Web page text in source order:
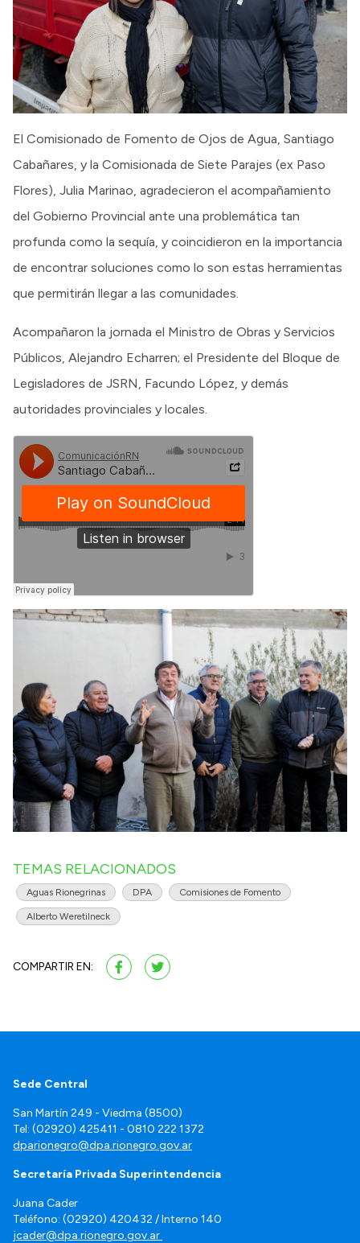
El Comisionado de Fomento de Ojos de Agua, Santiago
Cabañares, y la Comisionada de Siete Parajes (ex Paso
Flores), Julia Marinao, agradecieron el acompañamiento
del Gobierno Provincial ante una problemática tan
profunda como la sequía, y coincidieron en la importancia
de encontrar soluciones como lo son estas herramientas
que permitirán llegar a las comunidades.
Acompañaron la jornada el Ministro de Obras y Servicios
Públicos, Alejandro Echarren; el Presidente del Bloque de
Legisladores de JSRN, Facundo López, y demás
autoridades provinciales y locales.
TEMAS RELACIONADOS
Aguas Rionegrinas DPA Comisiones de Fomento
Alberto Weretilneck
COMPARTIR EN:
Sede Central
San Martín 249 - Viedma (8500)
Tel: (02920) 425411 - 0810 222 1372
dparionegro@dpa.rionegro.gov.ar
Secretaría Privada Superintendencia
Juana Cader
Teléfono: (02920) 420432 / Interno 140
jcader@dpa.rionegro.gov.ar